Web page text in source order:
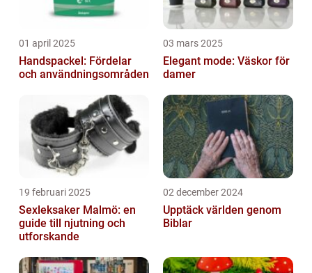
01 april 2025
Handspackel: Fördelar
och användningsområden
03 mars 2025
Elegant mode: Väskor för
damer
19 februari 2025
Sexleksaker Malmö: en
guide till njutning och
utforskande
02 december 2024
Upptäck världen genom
Biblar